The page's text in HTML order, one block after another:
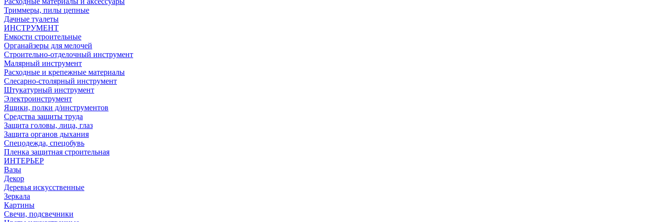
Триммеры, пилы цепные
Дачные туалеты
ИНСТРУМЕНТ
Емкости строительные
Органайзеры для мелочей
Строительно-отделочный инструмент
Малярный инструмент
Расходные и крепежные материалы
Слесарно-столярный инструмент
Штукатурный инструмент
Электроинструмент
Ящики, полки д/инструментов
Средства защиты труда
Защита головы, лица, глаз
Защита органов дыхания
Спецодежда, спецобувь
Пленка защитная строительная
ИНТЕРЬЕР
Вазы
Декор
Деревья искусственные
Зеркала
Картины
Свечи, подсвечники